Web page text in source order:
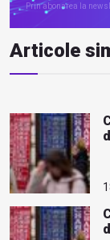
Prin abonarea la
Articole